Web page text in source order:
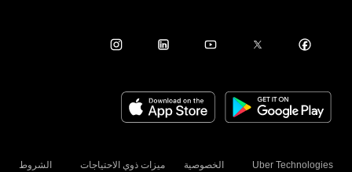
Uber Technologies الخصوصية ميزات ذوي الاحتياجات الشروط